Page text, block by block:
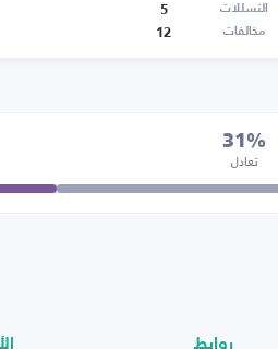
التسللات
5
مخالفات 12
31%
تعادل
روابط